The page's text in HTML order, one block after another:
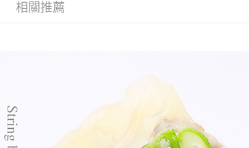
相關推薦